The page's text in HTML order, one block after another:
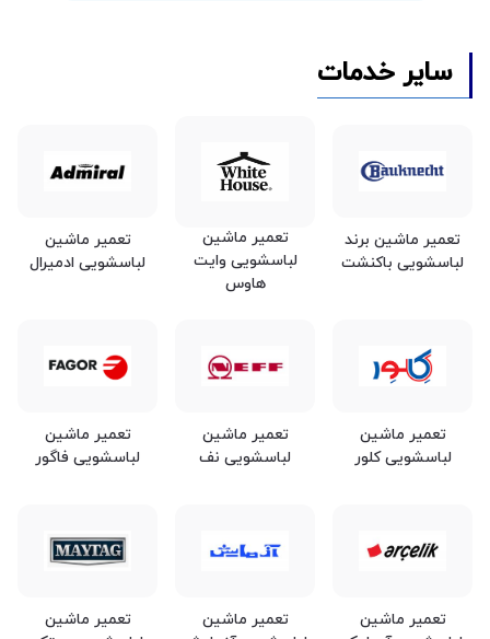
سایر خدمات
تعمیر ماشین برند
لباسشویی باکنشت
تعمیر ماشین
لباسشویی وایت
هاوس
تعمیر ماشین
لباسشویی ادمیرال
تعمیر ماشین
لباسشویی کلور
تعمیر ماشین
لباسشویی نف
تعمیر ماشین
لباسشویی فاگور
تعمیر ماشین
تعمیر ماشین
تعمیر ماشین